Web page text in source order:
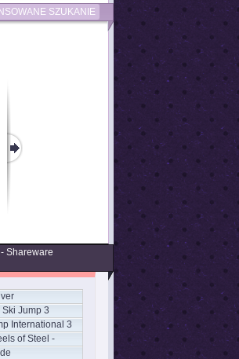
SZUKANIE
Shareware
Ski Jump 3
International 3
of Steel -